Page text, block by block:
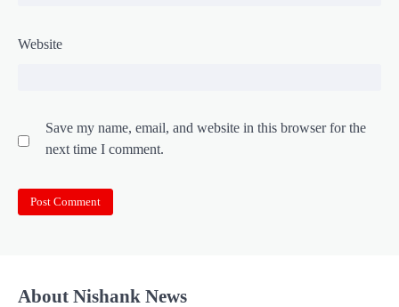
Website
Save my name, email, and website in this browser for the
next time I comment.
About Nishank News